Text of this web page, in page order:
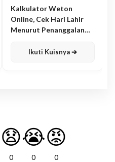
Kalkulator Weton
Online, Cek Hari Lahir
Menurut Penanggalan
Ikuti Kuisnya ➔
😧
0
😭
0
😡
0